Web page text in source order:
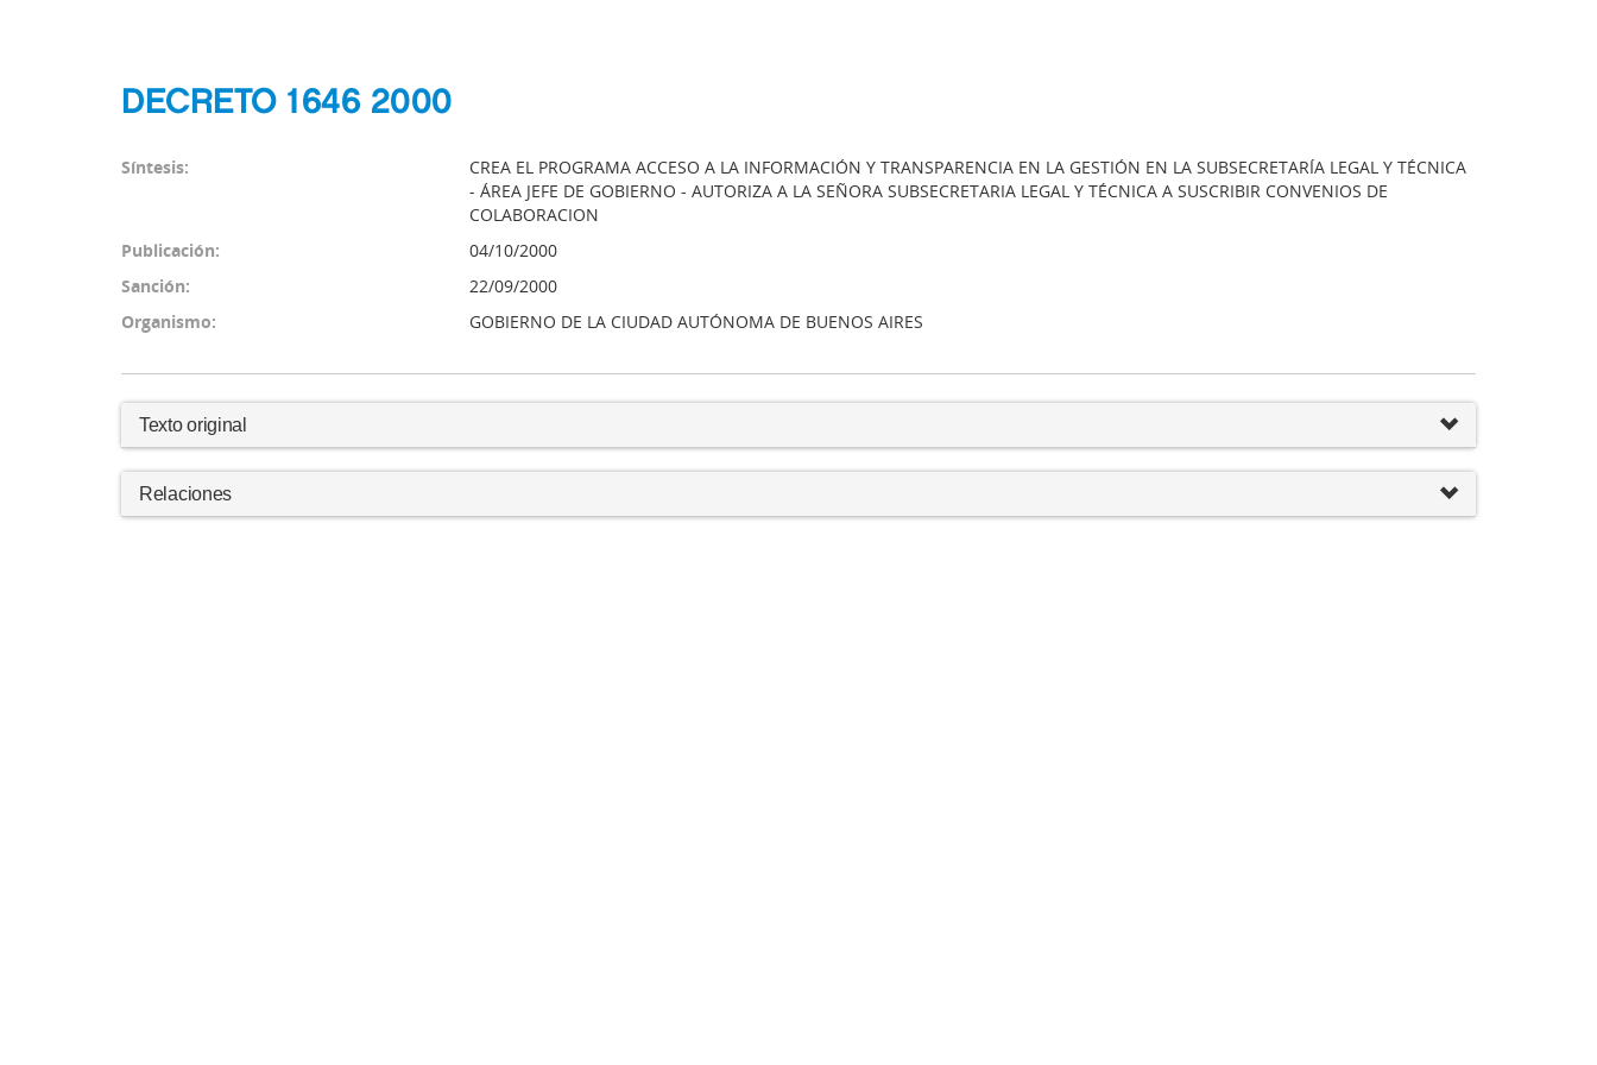
DECRETO 1646 2000
Síntesis:
CREA EL PROGRAMA ACCESO A LA INFORMACIÓN Y TRANSPARENCIA EN LA GESTIÓN EN LA SUBSECRETARÍA LEGAL Y TÉCNICA
- ÁREA JEFE DE GOBIERNO - AUTORIZA A LA SEÑORA SUBSECRETARIA LEGAL Y TÉCNICA A SUSCRIBIR CONVENIOS DE
COLABORACION
Publicación:
04/10/2000
Sanción:
22/09/2000
Organismo:
GOBIERNO DE LA CIUDAD AUTÓNOMA DE BUENOS AIRES
Texto original
Relaciones